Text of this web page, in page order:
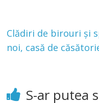
Clădiri de birouri și
noi, casă de
S-ar putea